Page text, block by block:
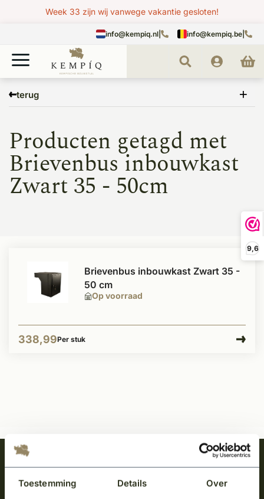
Toestemming Details Over
9,6
Week 33 zijn wij vanwege vakantie gesloten!
info@kempiq.nl info@kempiq.be
terug
Brievenbus inbouwkast Zwart 35 - 50cm
Producten getagd met
Brievenbus inbouwkast
Zwart 35 - 50cm
Op voorraad
Brievenbus inbouwkast Zwart 35 -
50 cm
338,99Per stuk
Meld je aan en ontvang het laatste nieuws
over onze kempische bouwstijl!